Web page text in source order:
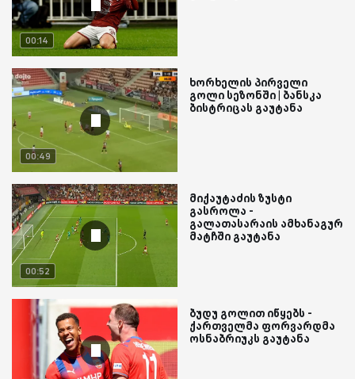
00:14
00:49
ხორხელის პირველი
გოლი სეზონში | ბანსკა
ბისტრიცას გაუტანა
00:52
მიქაუტაძის ზუსტი
გასროლა -
გალათასარაის ამხანაგურ
მატჩში გაუტანა
ბუდუ გოლით იწყებს -
ქართველმა ფორვარდმა
ოსნაბრიუკს გაუტანა